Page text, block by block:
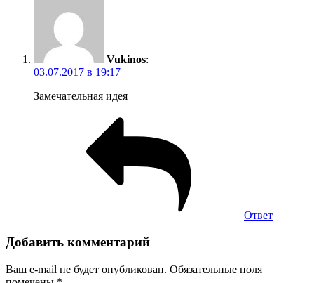
Vukinos:
03.07.2017 в 19:17
Замечательная идея
Ответ
Добавить комментарий
Ваш e-mail не будет опубликован. Обязательные поля